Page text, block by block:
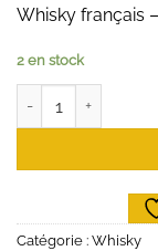
Whisky français
2 en stock
Catégorie : Whisky